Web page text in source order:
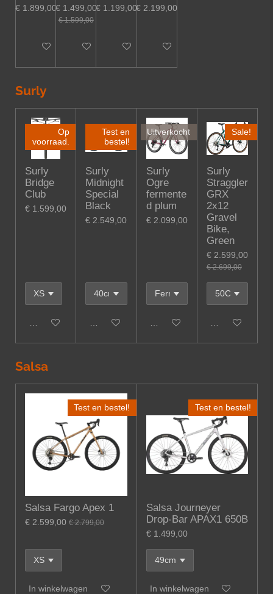
€ 1.899,00
In winkelwagen
€ 1.499,00
€ 1.599,00
In winkelwagen
€ 1.199,00
In winkelwagen
€ 2.199,00
In winkelwagen
Surly
Op
voorraad.
Surly
Bridge
Club
€ 1.599,00
In winkelwagen
Test en
bestel!
Surly
Midnight
Special
Black
€ 2.549,00
In winkelwagen
Uitverkocht
Surly
Ogre
fermente
d plum
€ 2.099,00
Houd mij op de hoogte
Sale!
Surly
Straggler
GRX
2x12
Gravel
Bike,
Green
€ 2.599,00
€ 2.699,00
In winkelwagen
Salsa
Test en bestel!
Salsa Fargo Apex 1
€ 2.599,00 € 2.799,00
In winkelwagen
Test en bestel!
Salsa Journeyer
Drop-Bar APAX1 650B
€ 1.499,00
In winkelwagen